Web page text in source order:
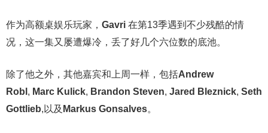
作为高额桌娱乐玩家， Gavri 在第13季遇到不少残酷的情
况，这一集又屡遭爆冷，丢了好几个六位数的底池。
除了他之外，其他嘉宾和上周一样，包括Andrew
Robl , Marc Kulick, Brandon Steven, Jared Bleznick, Seth
Gottlieb,以及 Markus Gonsalves。